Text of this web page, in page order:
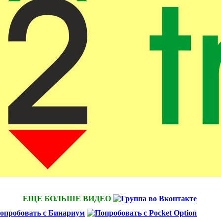
ЕЩЕ БОЛЬШЕ ВИДЕО